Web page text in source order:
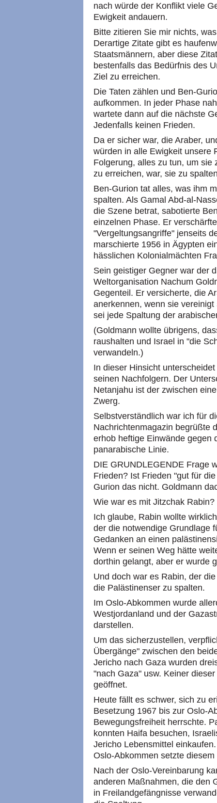
nach würde der Konflikt viele
Ewigkeit andauern.
Bitte zitieren Sie mir nichts,
Derartige Zitate gibt es
Staatsmännern, aber diese
bestenfalls das Bedürfnis des
Ziel zu erreichen.
Die Taten zählen und Ben-
aufkommen. In jeder Phase
wartete dann auf die nächste
Jedenfalls keinen Frieden.
Da er sicher war, die Araber,
würden in alle Ewigkeit unsere
Folgerung, alles zu tun, um sie
zu erreichen, war, sie zu
Ben-Gurion tat alles, was ihm
spalten. Als Gamal Abd-al-
die Szene betrat, sabotierte
einzelnen Phase. Er
"Vergeltungsangriffe" jenseits
marschierte 1956 in Ägypten
hässlichen Kolonialmächten
Sein geistiger Gegner war der
Weltorganisation Nachum
Gegenteil. Er versicherte, die
anerkennen, wenn sie
sei jede Spaltung der
(Goldmann wollte übrigens,
raushalten und Israel in "die
verwandeln.)
In dieser Hinsicht
seinen Nachfolgern. Der
Netanjahu ist der zwischen
Zwerg.
Selbstverständlich war ich für
Nachrichtenmagazin begrüßte
erhob heftige Einwände gegen
panarabische Linie.
DIE GRUNDLEGENDE Frage
Frieden? Ist Frieden "gut für
Gurion das nicht. Goldmann
Wie war es mit Jitzchak Rabin?
Ich glaube, Rabin wollte
der die notwendige Grundlage
Gedanken an einen
Wenn er seinen Weg hätte
dorthin gelangt, aber er wurde
Und doch war es Rabin, der
die Palästinenser zu spalten.
Im Oslo-Abkommen wurde
Westjordanland und der
darstellen.
Um das sicherzustellen,
Übergänge" zwischen den
Jericho nach Gaza wurden
"nach Gaza" usw. Keiner
geöffnet.
Heute fällt es schwer, sich zu
Besetzung 1967 bis zur Oslo-
Bewegungsfreiheit herrschte.
konnten Haifa besuchen,
Jericho Lebensmittel
Oslo-Abkommen setzte
Nach der Oslo-Vereinbarung
anderen Maßnahmen, die den
in Freilandgefängnisse